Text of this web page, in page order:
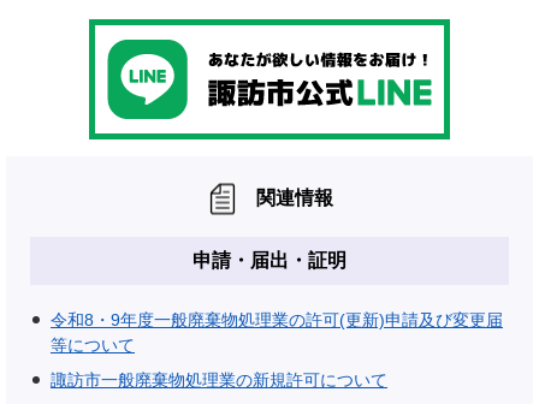
関連情報
申請・届出・証明
令和8・9年度一般廃棄物処理業の許可(更新)申請及び変更届
等について
諏訪市一般廃棄物処理業の新規許可について